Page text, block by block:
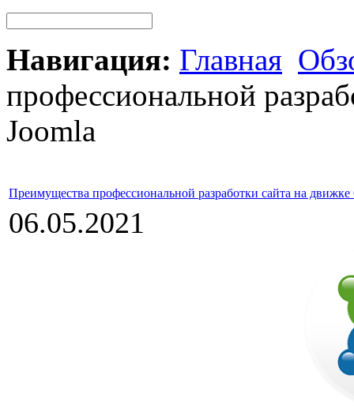
Навигация: Главная
профессиональной
Joomla
Преимущества профессиональной разработки сайта на движке
06.05.2021